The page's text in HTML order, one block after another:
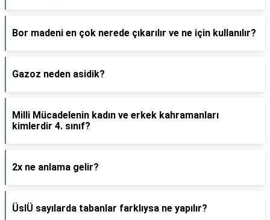
Bor madeni en çok nerede çıkarılır ve ne için kullanılır?
Gazoz neden asidik?
Milli Mücadelenin kadın ve erkek kahramanları
kimlerdir 4. sınıf?
2x ne anlama gelir?
ÜslÜ sayılarda tabanlar farklıysa ne yapılır?